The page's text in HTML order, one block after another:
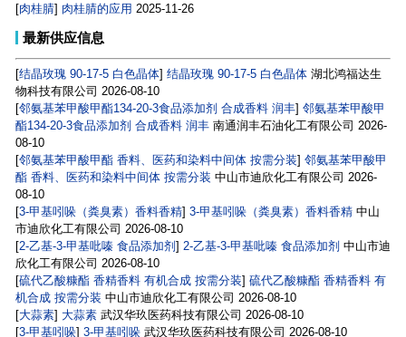
[肉桂腈] 肉桂腈的应用 2025-11-26
最新供应信息
[结晶玫瑰 90-17-5 白色晶体] 结晶玫瑰 90-17-5 白色晶体 湖北鸿福达生
物科技有限公司 2026-08-10
[邻氨基苯甲酸甲酯134-20-3食品添加剂 合成香料 润丰] 邻氨基苯甲酸甲
酯134-20-3食品添加剂 合成香料 润丰 南通润丰石油化工有限公司 2026-
08-10
[邻氨基苯甲酸甲酯 香料、医药和染料中间体 按需分装] 邻氨基苯甲酸甲
酯 香料、医药和染料中间体 按需分装 中山市迪欣化工有限公司 2026-
08-10
[3-甲基吲哚（粪臭素）香料香精] 3-甲基吲哚（粪臭素）香料香精 中山
市迪欣化工有限公司 2026-08-10
[2-乙基-3-甲基吡嗪 食品添加剂 ] 2-乙基-3-甲基吡嗪 食品添加剂 中山市迪
欣化工有限公司 2026-08-10
[硫代乙酸糠酯 香精香料 有机合成 按需分装] 硫代乙酸糠酯 香精香料 有
机合成 按需分装 中山市迪欣化工有限公司 2026-08-10
[大蒜素] 大蒜素 武汉华玖医药科技有限公司 2026-08-10
[3-甲基吲哚] 3-甲基吲哚 武汉华玖医药科技有限公司 2026-08-10